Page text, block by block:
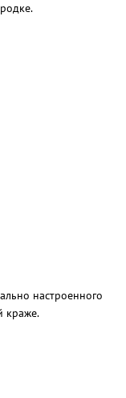
настроенного
краже.